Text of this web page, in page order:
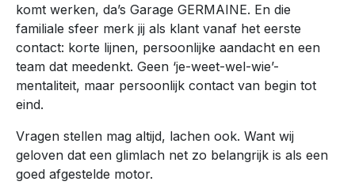
komt werken, da’s Garage GERMAINE. En die
familiale sfeer merk jij als klant vanaf het eerste
contact: korte lijnen, persoonlijke aandacht en een
team dat meedenkt. Geen ‘je-weet-wel-wie’-
mentaliteit, maar persoonlijk contact van begin tot
eind.
Vragen stellen mag altijd, lachen ook. Want wij
geloven dat een glimlach net zo belangrijk is als een
goed afgestelde motor.